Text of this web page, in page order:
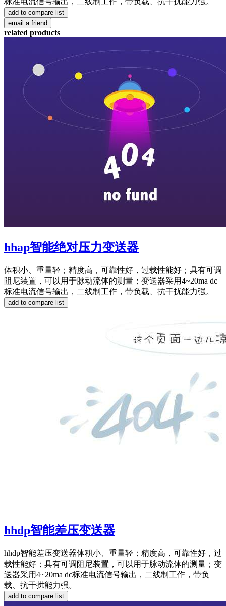
related products
hhap智能绝对压力变送器
体积小、重量轻；精度高，可靠性好，过载性能好；具有可调
阻尼装置，可以用于脉动流体的测量；变送器采用4~20ma dc
标准电流信号输出，二线制工作，带负载、抗干扰能力强。
hhdp智能差压变送器
hhdp智能差压变送器体积小、重量轻；精度高，可靠性好，过
载性能好；具有可调阻尼装置，可以用于脉动流体的测量；变
送器采用4~20ma dc标准电流信号输出，二线制工作，带负
载、抗干扰能力强。